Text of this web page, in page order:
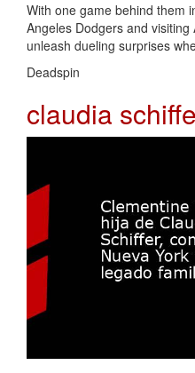
With one game behind them
Angeles Dodgers and
unleash dueling surprises
Deadspin
claudia